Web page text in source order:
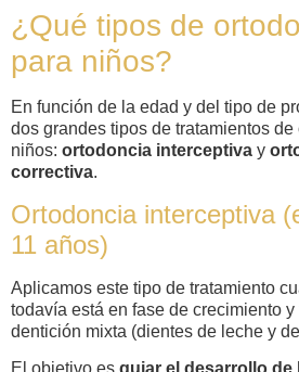
¿Qué tipos de
para niños?
En función de la edad y del tipo de
dos grandes tipos de tratamientos
niños: ortodoncia interceptiva y
correctiva.
Ortodoncia interceptiva
11 años)
Aplicamos este tipo de tratamiento
todavía está en fase de crecimiento y
dentición mixta (dientes de leche y